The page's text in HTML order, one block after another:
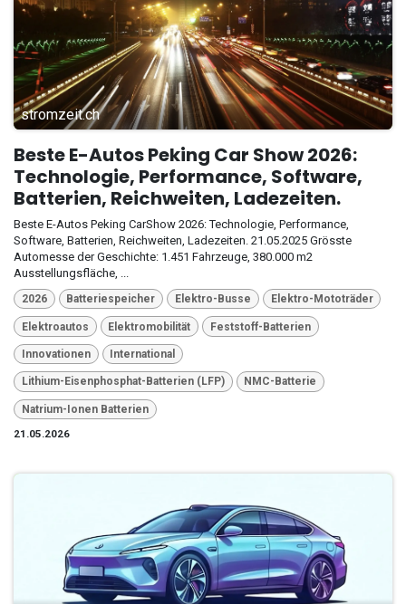
stromzeit.ch
Beste E-Autos Peking Car Show 2026:
Technologie, Performance, Software,
Batterien, Reichweiten, Ladezeiten.
Beste E-Autos Peking CarShow 2026: Technologie, Performance,
Software, Batterien, Reichweiten, Ladezeiten. 21.05.2025 Grösste
Automesse der Geschichte: 1.451 Fahrzeuge, 380.000 m2
Ausstellungsfläche, ...
2026 Batteriespeicher Elektro-Busse Elektro-Mototräder
Elektroautos Elektromobilität Feststoff-Batterien
Innovationen International
Lithium-Eisenphosphat-Batterien (LFP) NMC-Batterie
Natrium-Ionen Batterien
21.05.2026